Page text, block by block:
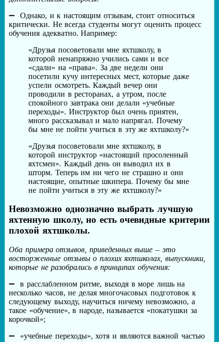
Однако, и к настоящим отзывам, стоит относиться
критически. Не всегда студенты могут оценить процесс
обучения адекватно. Например:
«Друзья посоветовали мне яхтшколу, в
которой ненапряжно учились сами и все
«сдали» на «права». За две недели они
посетили кучу интересных мест, которые даже
успели осмотреть. Каждый вечер они
проводили в ресторанах, а утром, после
спокойного завтрака они делали «учебные
переходы». Инструктор был очень приятен,
много рассказывал и мало напрягал. Почему
бы мне не пойти учиться в эту же яхтшколу?»
«Друзья посоветовали мне яхтшколу, в
которой инструктор «настоящий просоленный
яхтсмен». Каждый день он выводил их в
шторм. Теперь им ни чего не страшно и они
настоящие, опытные шкипера. Почему бы мне
не пойти учиться в эту же яхтшколу?»
Невозможно однозначно выбрать лучшую
яхтенную школу, но есть очевидные критерии
плохой яхтшколы.
Оба примера отзывов, приведенных выше – это
восторженные отзывы о плохих яхтшколах, выпускники,
которые не разобрались в принципах обучения:
в расслабленном ритме, выходя в море лишь на
несколько часов, не делая многочасовых подготовок к
следующему выходу, научиться ничему невозможно, а
такое «обучение», в народе, называется «покатушки за
корочкой»;
«учебные переходы», хотя и являются важной частью